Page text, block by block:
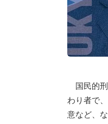
国民的刑
わり者で
意など、